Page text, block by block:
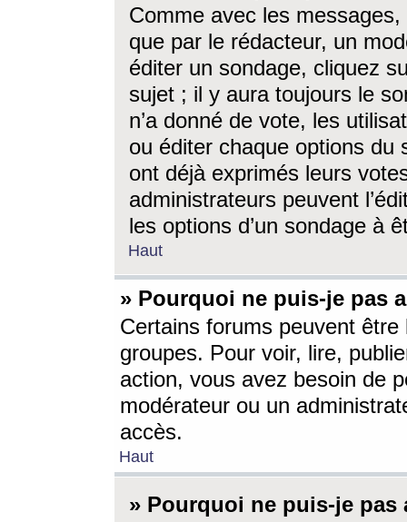
Comme avec les
que par le rédacteur, un
éditer un sondage, cliquez
sujet ; il y aura toujours le
n’a donné de vote, les
ou éditer chaque options du
ont déjà exprimés leurs
administrateurs peuvent
les options d’un sondage à
Haut
» Pourquoi ne puis-je pas
Certains forums peuvent être
groupes. Pour voir, lire,
action, vous avez besoin de
modérateur ou un
accès.
Haut
» Pourquoi ne puis-je